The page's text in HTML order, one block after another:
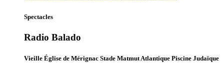
Spectacles
Radio Balado
Vieille Église de Mérignac Stade Matmut Atlantique Piscine Judaïque